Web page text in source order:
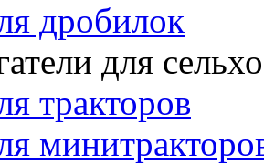
дробилок
для
тракторов